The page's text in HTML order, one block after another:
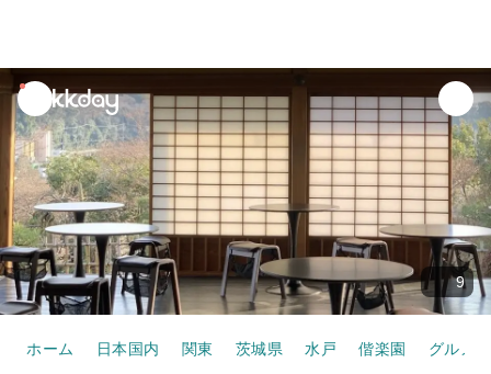
unread
notifications
9
ホーム 日本国内 関東 茨城県 水戸 偕楽園 グルメ